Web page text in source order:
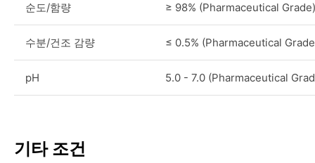
순도/함량 ≥ 98% (Pharmaceutical Grade)
수분/건조 감량 ≤ 0.5% (Pharmaceutical
pH 5.0 - 7.0 (Pharmaceutical
기타 조건